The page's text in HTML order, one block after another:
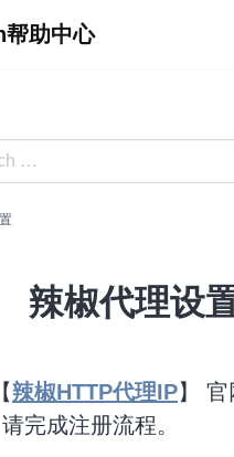
助中心
辣椒代理设
辣椒HTTP代理IP】
完成注册流程。